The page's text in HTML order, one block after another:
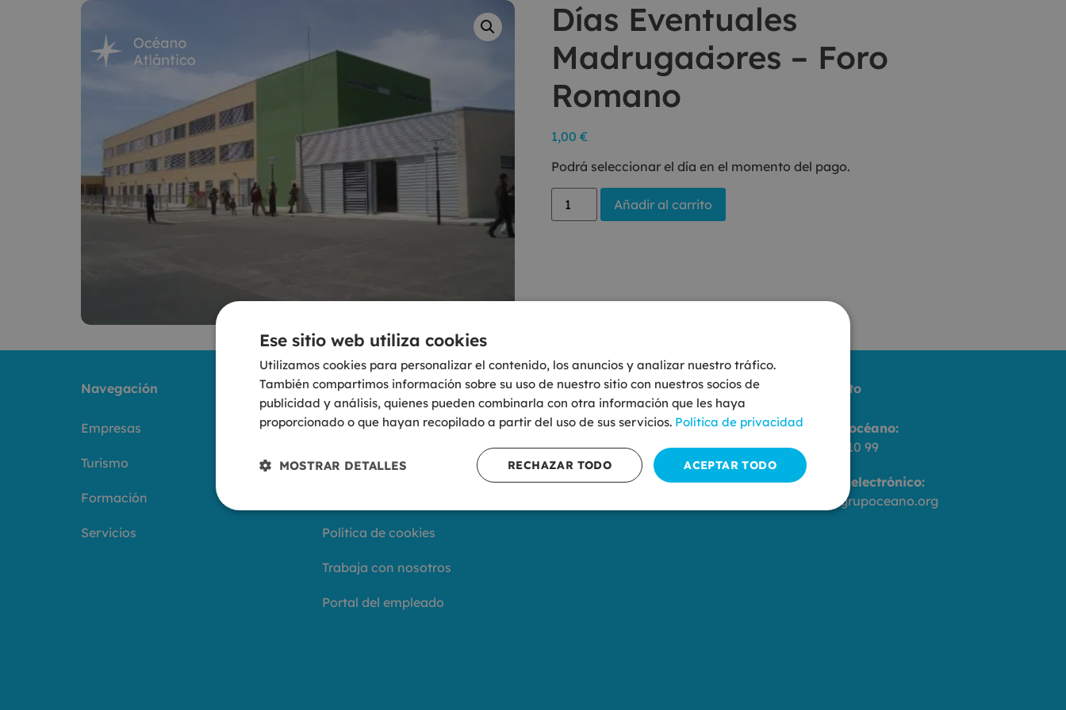
Días Eventuales
Madrugadores – Foro
Romano
1,00 €
Podrá seleccionar el día en el momento del pago.
Añadir al carrito
Navegación
Empresas
Turismo
Formación
Servicios
Grupo Océano
Quiénes somos
Aviso Legal
Política de cookies
Trabaja con nosotros
Portal del empleado
Contáctanos
Ubicación:
Av Ranillas 1, Edificio 5D,
Planta Baja, 50018 Zaragoza
Contacto
Grupo océano:
976 90 10 99
Correo electrónico:
info@grupoceano.org
Ese sitio web utiliza cookies
Utilizamos cookies para personalizar el contenido, los anuncios y analizar nuestro tráfico.
También compartimos información sobre su uso de nuestro sitio con nuestros socios de
publicidad y análisis, quienes pueden combinarla con otra información que les haya
proporcionado o que hayan recopilado a partir del uso de sus servicios. Política de privacidad
ACEPTAR TODO
RECHAZAR TODO
MOSTRAR DETALLES